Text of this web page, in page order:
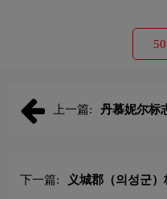
50
上一篇: 丹慕妮尔标
下一篇: 义城郡（의성군